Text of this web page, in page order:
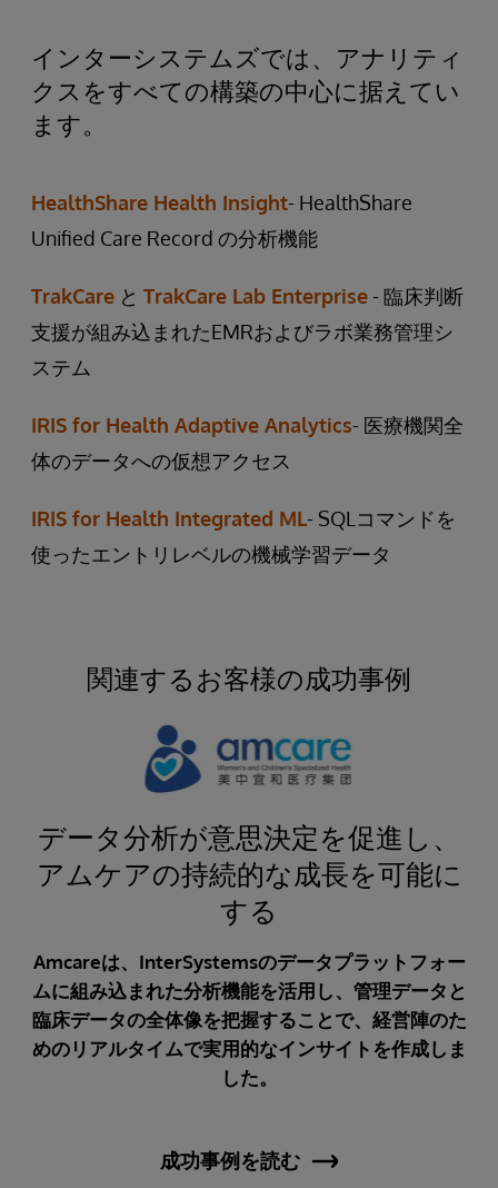
インターシステムズでは、アナリティ
クスをすべての構築の中心に据えてい
ます。
HealthShare Health Insight- HealthShare
Unified Care Record の分析機能
TrakCare と TrakCare Lab Enterprise- 臨床判断
支援が組み込まれたEMRおよびラボ業務管理シ
ステム
IRIS for Health Adaptive Analytics- 医療機関全
体のデータへの仮想アクセス
IRIS for Health Integrated ML- SQLコマンドを
使ったエントリレベルの機械学習データ
関連するお客様の成功事例
データ分析が意思決定を促進し、
アムケアの持続的な成長を可能に
する
Amcareは、InterSystemsのデータプラットフォー
ムに組み込まれた分析機能を活用し、管理データと
臨床データの全体像を把握することで、経営陣のた
めのリアルタイムで実用的なインサイトを作成しま
した。
成功事例を読む